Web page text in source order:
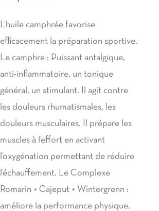
L’huile camphrée favorise
efficacement la préparation sportive.
Le camphre : Puissant antalgique,
anti-inflammatoire, un tonique
général, un stimulant. Il agit contre
les douleurs rhumatismales, les
douleurs musculaires. Il prépare les
muscles à l’effort en activant
l’oxygénation permettant de réduire
l’échauffement. Le Complexe
Romarin + Cajeput + Wintergrenn :
améliore la performance physique,